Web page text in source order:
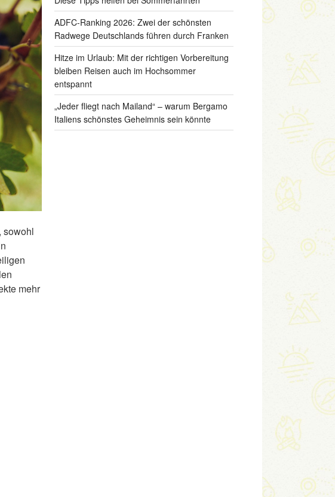
sowohl
mehr
ADFC-Ranking 2026: Zwei der schönsten
Radwege Deutschlands führen durch Franken
Hitze im Urlaub: Mit der richtigen Vorbereitung
bleiben Reisen auch im Hochsommer
entspannt
„Jeder fliegt nach Mailand“ – warum Bergamo
Italiens schönstes Geheimnis sein könnte